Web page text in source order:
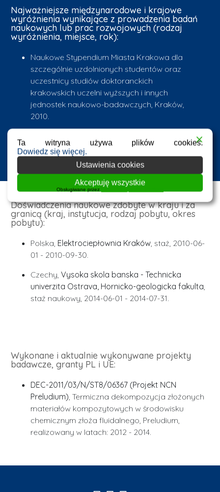
Najważniejsze międzynarodowe i krajowe
wyróżnienia wynikające z prowadzenia badań
naukowych lub prac rozwojowych (rodzaj
wyróżnienia, miejsce, rok):
Naukowe Stypendium Miasta Krakowa dla
szczególnie uzdolnionych studentów oraz
uczestnicy studiów doktoranckich
krakowskich uczelni wyższych i innych
jednostek naukowo-badawczych, Kraków,
2010.
Doctus, Kraków, 2011.
Doświadczenia naukowe zdobyte w kraju i za
granicą (kraj, instytucja, rodzaj pobytu, okres
pobytu):
Polska, Elektrociepłownia Kraków, staż, 2010-06-
01 - 2010-09-30.
Czechy,Vysoka skola banska - Technicka
univerzita Ostrava, Hornicko-geologicka fakulta,
staż naukowy, 2014-06-01 - 2014-07-31.
Wykonane i aktualnie wykonywane projekty
badawcze, granty PL i UE:
DEC-2011/03/N/ST8/06367 (Projekt NCN
Preludium), Termiczna dekompozycja złożonych
materiałów kompozytowych w środowisku
chemicznym złoża fluidalnego, Preludium,
realizowany w latach: 2012 - 2014.
Ta witryna używa plików cookies.
Dowiedz się więcej.
Ustawienia cookies
Akceptuję wszystkie
Obsługiwane przez WPLP Compliance Platform